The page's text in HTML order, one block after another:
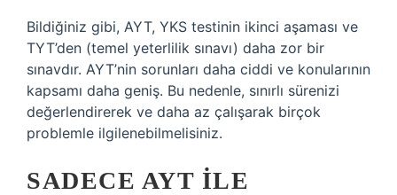
Bildiğiniz gibi, AYT, YKS testinin ikinci aşaması ve
TYT’den (temel yeterlilik sınavı) daha zor bir
sınavdır. AYT’nin sorunları daha ciddi ve konularının
kapsamı daha geniş. Bu nedenle, sınırlı sürenizi
değerlendirerek ve daha az çalışarak birçok
problemle ilgilenebilmelisiniz.
SADECE AYT ILE